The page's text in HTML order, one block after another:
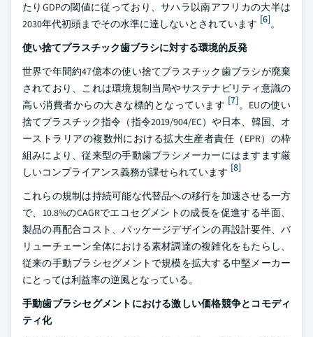
たりGDPの閾値に従っており、サハラ以南アフリカの大半は
2030年代初頭までその水準に達しないとされています [6]。
使い捨てプラスチック歯ブラシに対する環境的反発
世界で年間約47億本の使い捨てプラスチック歯ブラシが廃棄
されており、これは環境規制当局やサステナビリティ意識の
高い消費者からの大きな標的となっています [7]。EUの使い
捨てプラスチック指令（指令2019/904/EC）や日本、韓国、オ
ーストラリアの複数州における拡大生産者責任（EPR）の枠
組みにより、従来型の手動歯ブラシメーカーにはますます厳
しいコンプライアンス義務が課せられています [8]
これらの規制は持続可能な代替品への移行を加速させる一方
で、10.8%のCAGRでエコセグメントの成長を促進する半面、
製品の再配合コスト、パッケージデザインの再設計要件、バ
リューチェーン全体における素材調達の複雑化をもたらし、
従来の手動ブラシセグメントで規模を拡大する中堅メーカー
にとっては利益率の逆風となっている。
手動歯ブラシセグメントにおける激しい価格競争とコモディ
ティ化